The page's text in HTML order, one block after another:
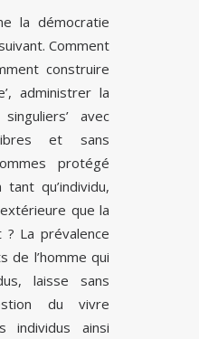
la démocratie
Comment
construire
administrer la
avec
et sans
protégé
qu’individu,
que la
La prévalence
de l’homme qui
laisse sans
du vivre
individus ainsi